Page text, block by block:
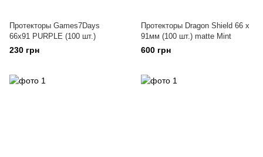
Протекторы Games7Days
66x91 PURPLE (100 шт.)
230 грн
Протекторы Dragon Shield 66 x
91мм (100 шт.) matte Mint
600 грн